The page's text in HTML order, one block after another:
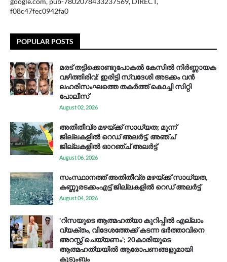
f08c47fec0942fa0
POPULAR POSTS
മരട് തട്ടിക്കൊണ്ടുപോകൽ കേസിൽ നിർണ്ണായക
വഴിത്തിരിവ്: ഇരിട്ടി സ്വദേശി അടക്കം വൻ
ലഹരിസംഘത്തെ തകർത്ത് കൊച്ചി സിറ്റി
പോലീസ്
August 02, 2026
അതിതീവ്ര മഴയ്ക്ക് സാധ്യത; മൂന്ന്
ജില്ലകളിൽ റെഡ് അലർട്ട്, അഞ്ച്
ജില്ലകളിൽ ഓറഞ്ച് അലർട്ട്
August 06, 2026
സം​സ്ഥാ​ന​ത്ത് അ​തി​തീ​വ്ര മ​ഴ​യ്ക്ക് സാ​ധ്യ​ത,
കണ്ണൂരടക്കംഎ​ട്ട് ജി​ല്ല​ക​ളി​ൽ റെ​ഡ് അ​ലർ​ട്ട്
August 04, 2026
'റിസയുടെ ആത്മഹത്യാ കുറിപ്പിൽ എല്ലാം
വ്യക്തം, വിദേശത്തേക്ക് കടന്ന ഭർത്താവിനെ
അറസ്റ്റ് ചെയ്യണം'; 20കാരിയുടെ
ആത്മഹത്യയിൽ ആരോപണങ്ങളുമായി
കുടുംബം